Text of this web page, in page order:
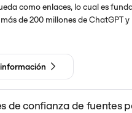
como enlaces, lo cual es
de 200 millones de ChatGPT y
de confianza de fuentes